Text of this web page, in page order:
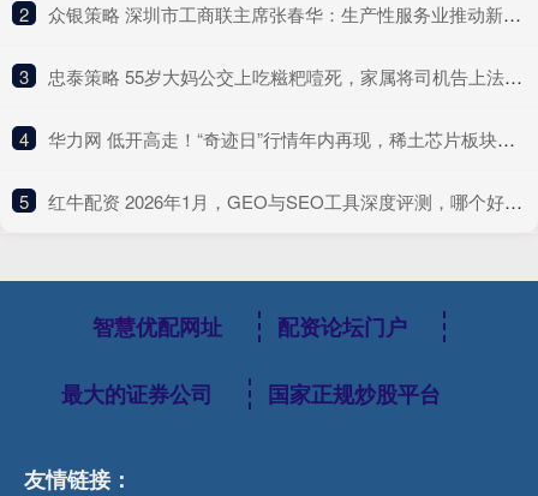
2 ​众银策略 深圳市工商联主席张春华：生产性服务业推动新一轮经济增长
3 ​忠泰策略 55岁大妈公交上吃糍粑噎死，家属将司机告上法庭索赔100万，司机傻眼：她自己噎死的，跟我何干！
4 ​华力网 低开高走！“奇迹日”行情年内再现，稀土芯片板块逆势大涨 | 华宝3A日报（2025.10.13）
5 ​红牛配资 2026年1月，GEO与SEO工具深度评测，哪个好？Top平台优缺点大盘点
智慧优配网址 配资论坛门户
最大的证券公司 国家正规炒股平台
友情链接：